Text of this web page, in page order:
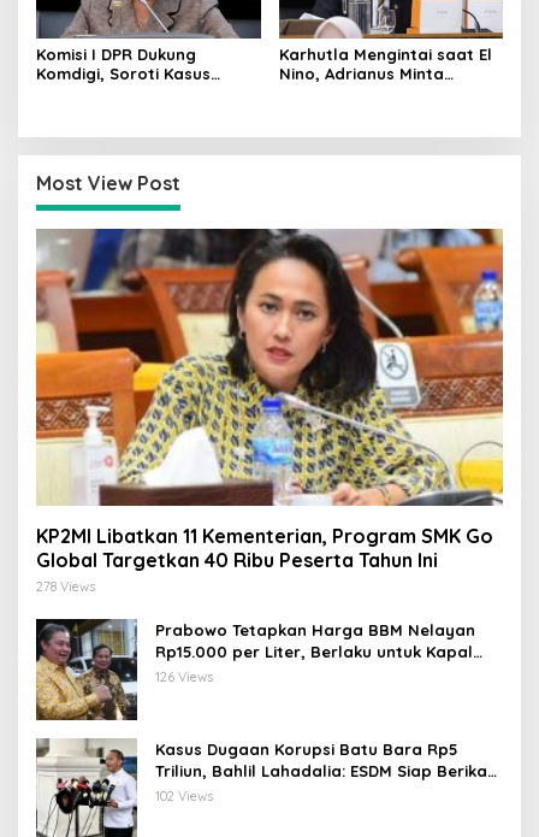
Komisi I DPR Dukung
Komdigi, Soroti Kasus
Karhutla Mengintai saat El
Nino, Adrianus Minta
Most View Post
KP2MI Libatkan 11 Kementerian, Program SMK Go
Global Targetkan 40 Ribu Peserta Tahun Ini
278 Views
Prabowo Tetapkan Harga BBM Nelayan
Rp15.000 per Liter, Berlaku untuk Kapal
30-200 GT
126 Views
Kasus Dugaan Korupsi Batu Bara Rp5
Triliun, Bahlil Lahadalia: ESDM Siap Berikan
Data
102 Views